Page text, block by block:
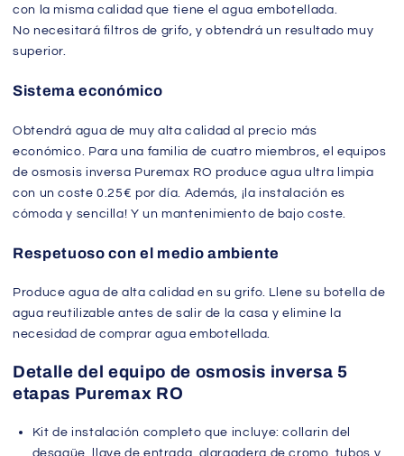
con la misma calidad que tiene el agua embotellada.
No necesitará filtros de grifo, y obtendrá un resultado muy
superior.
Sistema económico
Obtendrá agua de muy alta calidad al precio más
económico. Para una familia de cuatro miembros, el equipos
de osmosis inversa Puremax RO produce agua ultra limpia
con un coste 0.25€ por día. Además, ¡la instalación es
cómoda y sencilla! Y un mantenimiento de bajo coste.
Respetuoso con el medio ambiente
Produce agua de alta calidad en su grifo. Llene su botella de
agua reutilizable antes de salir de la casa y elimine la
necesidad de comprar agua embotellada.
Detalle del equipo de osmosis inversa 5
etapas Puremax RO
Kit de instalación completo que incluye: collarin del
desagüe, llave de entrada, alargadera de cromo, tubos y